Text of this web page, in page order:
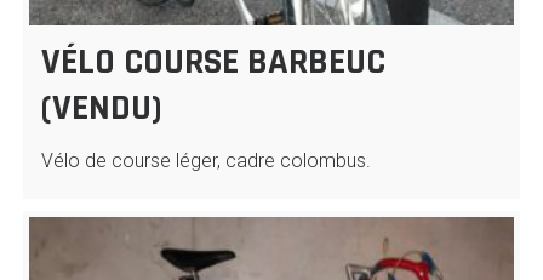
VÉLO COURSE BARBEUC
(VENDU)
Vélo de course léger, cadre colombus.